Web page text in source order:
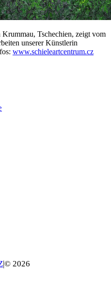
Tschechien, zeigt vom
unserer Künstlerin
www.schieleartcentrum.cz
|© 2026